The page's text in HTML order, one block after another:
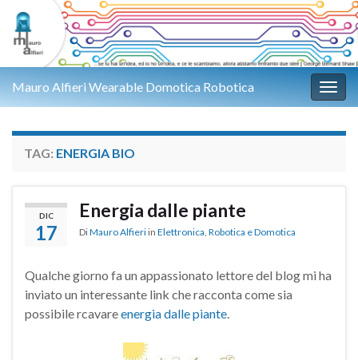
Mauro Alfieri Wearable Domotica Robotica
TAG: ENERGIA BIO
DIC
17
Energia dalle piante
DiMauro Alfieri in Elettronica, Robotica e Domotica
Qualche giorno fa un appassionato lettore del blog mi ha
inviato un interessante link che racconta come sia
possibile rcavareenergia dalle piante.